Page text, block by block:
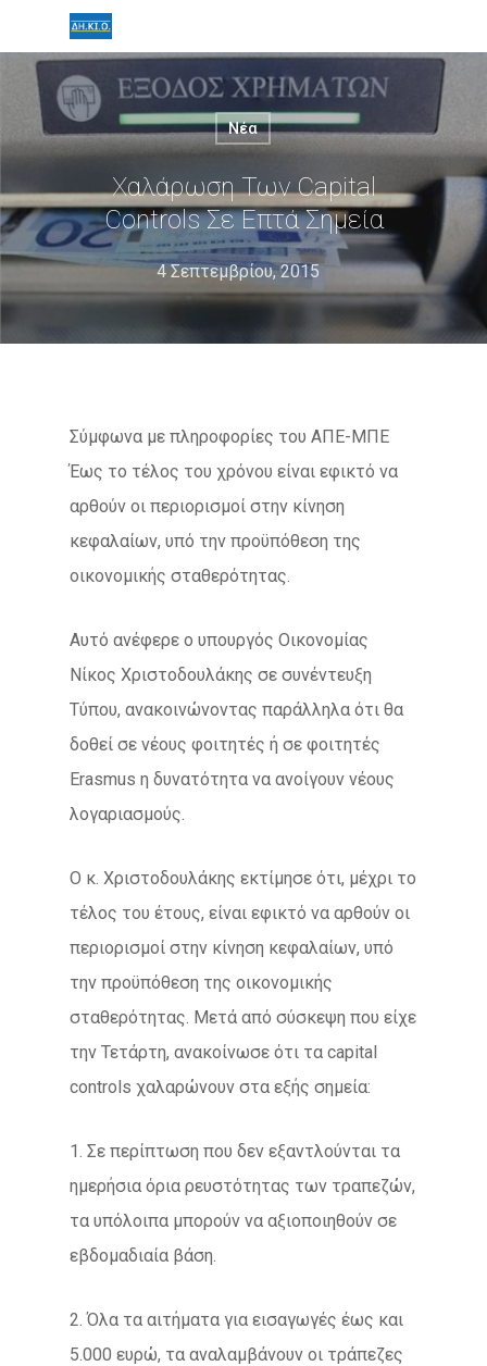
Νέα
Χαλάρωση Των Capital
Controls Σε Επτά Σημεία
4 Σεπτεμβρίου, 2015
Σύμφωνα με πληροφορίες του ΑΠΕ-ΜΠΕ
Έως το τέλος του χρόνου είναι εφικτό να
αρθούν οι περιορισμοί στην κίνηση
κεφαλαίων, υπό την προϋπόθεση της
οικονομικής σταθερότητας.
Αυτό ανέφερε ο υπουργός Οικονομίας
Νίκος Χριστοδουλάκης σε συνέντευξη
Τύπου, ανακοινώνοντας παράλληλα ότι θα
δοθεί σε νέους φοιτητές ή σε φοιτητές
Erasmus η δυνατότητα να ανοίγουν νέους
λογαριασμούς.
Ο κ. Χριστοδουλάκης εκτίμησε ότι, μέχρι το
τέλος του έτους, είναι εφικτό να αρθούν οι
περιορισμοί στην κίνηση κεφαλαίων, υπό
την προϋπόθεση της οικονομικής
σταθερότητας. Μετά από σύσκεψη που είχε
την Τετάρτη, ανακοίνωσε ότι τα capital
controls χαλαρώνουν στα εξής σημεία:
1. Σε περίπτωση που δεν εξαντλούνται τα
ημερήσια όρια ρευστότητας των τραπεζών,
τα υπόλοιπα μπορούν να αξιοποιηθούν σε
εβδομαδιαία βάση.
2. Όλα τα αιτήματα για εισαγωγές έως και
5.000 ευρώ, τα αναλαμβάνουν οι τράπεζες